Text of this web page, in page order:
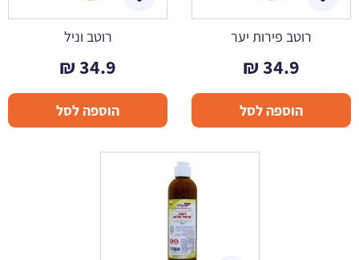
רוטב פירות יער
34.9
₪
הוספה לסל
רוטב וניל
34.9
₪
הוספה לסל